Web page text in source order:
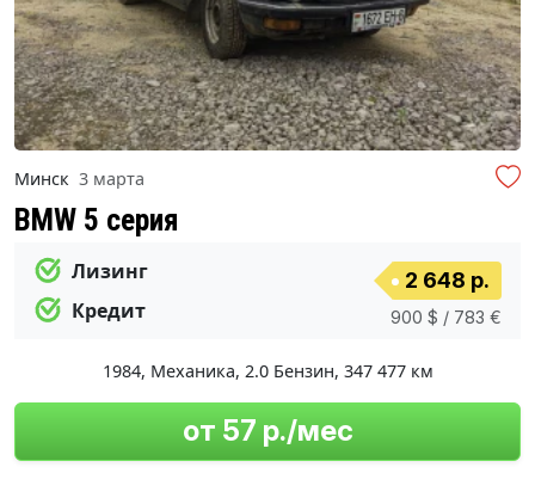
Минск 3 марта
BMW 5 серия
Лизинг
Кредит
2 648 р.
900 $ / 783 €
1984, Механика, 2.0 Бензин, 347 477 км
от 57 р./мес